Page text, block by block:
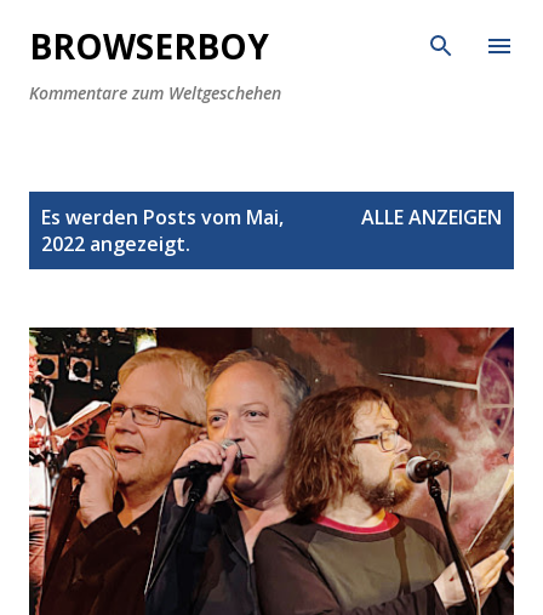
Direkt zum Hauptbereich
BROWSERBOY
Kommentare zum Weltgeschehen
Es werden Posts vom Mai,
2022 angezeigt.
ALLE ANZEIGEN